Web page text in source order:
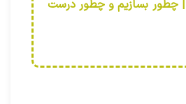
| چطور بسازیم و چطور درست